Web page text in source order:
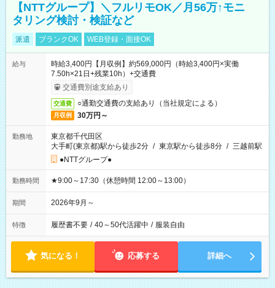
【NTTグループ】＼フルリモOK／月56万↑モニ
タリング検討・検証など
派遣 ブランクOK WEB登録・面接OK
給与
時給3,400円【月収例】約569,000円（時給3,400円×実働
7.50h×21日+残業10h）+交通費
交通費別途支給あり
交通費 ○通勤交通費の支給あり（当社規定による）
月収例 30万円～
勤務地
東京都千代田区
大手町(東京都)駅から徒歩2分 / 東京駅から徒歩8分 / 三越前駅
●NTTグループ●
勤務時間 ★9:00～17:30（休憩時間 12:00～13:00）
期間 2026年9月～
特徴 履歴書不要 / 40～50代活躍中 / 服装自由
気になる！ 応募する 詳細へ